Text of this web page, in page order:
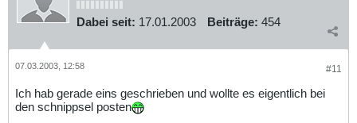
Dabei seit: 17.01.2003 Beiträge: 454
#11
07.03.2003, 12:58
Ich hab gerade eins geschrieben und wollte es eigentlich bei
den schnippsel posten